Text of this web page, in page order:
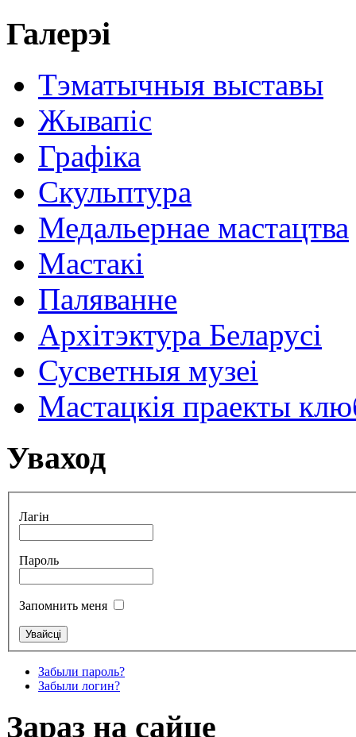
Галерэі
Тэматычныя выставы
Жывапіс
Графіка
Скульптура
Медальернае мастацтва
Мастакі
Паляванне
Архітэктура Беларусі
Сусветныя музеі
Мастацкія праекты
Уваход
Лагін
Пароль
Запомнить меня
Забыли пароль?
Забыли логин?
Зараз на сайце